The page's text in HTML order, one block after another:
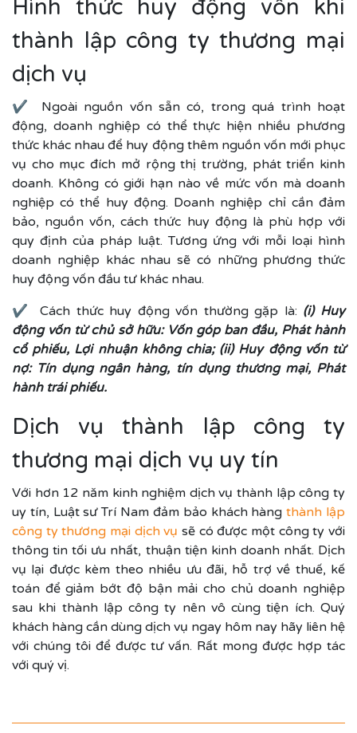
Hình thức huy động vốn khi
thành lập công ty thương mại
dịch vụ
✔ Ngoài nguồn vốn sẵn có, trong quá trình hoạt
động, doanh nghiệp có thể thực hiện nhiều phương
thức khác nhau để huy động thêm nguồn vốn mới phục
vụ cho mục đích mở rộng thị trường, phát triển kinh
doanh. Không có giới hạn nào về mức vốn mà doanh
nghiệp có thể huy động. Doanh nghiệp chỉ cần đảm
bảo, nguồn vốn, cách thức huy động là phù hợp với
quy định của pháp luật. Tương ứng với mỗi loại hình
doanh nghiệp khác nhau sẽ có những phương thức
huy động vốn đầu tư khác nhau.
✔ Cách thức huy động vốn thường gặp là: (i) Huy
động vốn từ chủ sở hữu: Vốn góp ban đầu, Phát hành
cổ phiếu, Lợi nhuận không chia; (ii) Huy động vốn từ
nợ: Tín dụng ngân hàng, tín dụng thương mại, Phát
hành trái phiếu.
Dịch vụ thành lập công ty
thương mại dịch vụ uy tín
Với hơn 12 năm kinh nghiệm dịch vụ thành lập công ty
uy tín, Luật sư Trí Nam đảm bảo khách hàngthành lập
công ty thương mại dịch vụ sẽ có được một công ty với
thông tin tối ưu nhất, thuận tiện kinh doanh nhất. Dịch
vụ lại được kèm theo nhiều ưu đãi, hỗ trợ về thuế, kế
toán để giảm bớt độ bận mải cho chủ doanh nghiệp
sau khi thành lập công ty nên vô cùng tiện ích. Quý
khách hàng cần dùng dịch vụ ngay hôm nay hãy liên hệ
với chúng tôi để được tư vấn. Rất mong được hợp tác
với quý vị.